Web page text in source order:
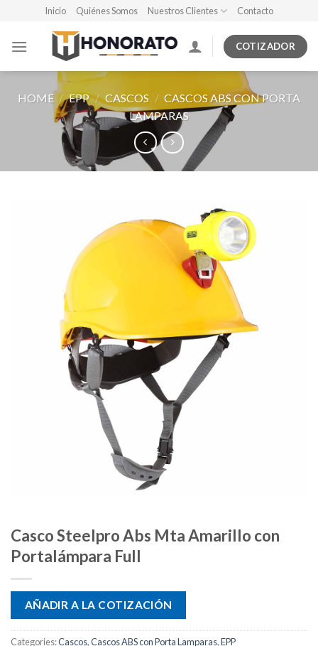
content
Inicio Quiénes Somos Nuestros Clientes Contacto
COTIZADOR
HOME / EPP / CASCOS / CASCOS ABS CON PORTA
LAMPARAS
Casco Steelpro Abs Mta Amarillo con
Portalámpara Full
AÑADIR A LA COTIZACIÓN
Categories:Cascos,Cascos ABS con Porta Lamparas,EPP